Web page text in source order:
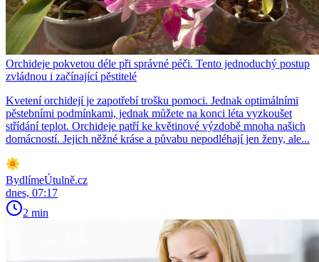
Orchideje pokvetou déle při správné péči. Tento jednoduchý postup
zvládnou i začínající pěstitelé
Kvetení orchidejí je zapotřebí trošku pomoci. Jednak optimálními
pěstebními podmínkami, jednak můžete na konci léta vyzkoušet
střídání teplot. Orchideje patří ke květinové výzdobě mnoha našich
domácností. Jejich něžné kráse a půvabu nepodléhají jen ženy, ale...
BydlímeÚtulně.cz
dnes, 07:17
2 min